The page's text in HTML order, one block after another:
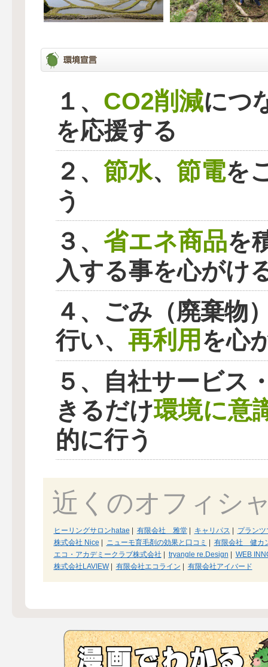
１、 CO2削減につ
を応援する
２、 節水、 節電を
う
３、 省エネ商品を
入する事を心がけ
４、ごみ（廃棄物
行い、 再利用を心
５、自社サービス
きるだけ環境に意
的に行う
近くのオフィシ
ヒーリングサロンhatae 有限会社 雅堂| キャリパス
プラン
株式会社 Nice
ニューモ育毛剤の効果と口コミ
有限会社 健カ
エコ・アカデミークラブ株式会社
tryangle re.Design
WEB
株式会社LAVIEW| 有限会社エコライン 有限会社アイバード